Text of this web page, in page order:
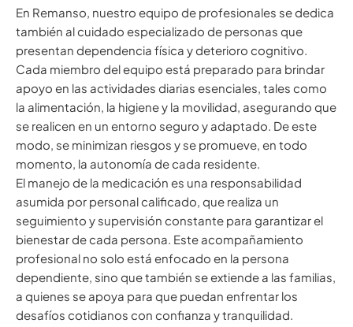
En Remanso, nuestro equipo de profesionales se dedica
también al cuidado especializado de personas que
presentan dependencia física y deterioro cognitivo.
Cada miembro del equipo está preparado para brindar
apoyo en las actividades diarias esenciales, tales como
la alimentación, la higiene y la movilidad, asegurando que
se realicen en un entorno seguro y adaptado. De este
modo, se minimizan riesgos y se promueve, en todo
momento, la autonomía de cada residente.
El manejo de la medicación es una responsabilidad
asumida por personal calificado, que realiza un
seguimiento y supervisión constante para garantizar el
bienestar de cada persona. Este acompañamiento
profesional no solo está enfocado en la persona
dependiente, sino que también se extiende a las familias,
a quienes se apoya para que puedan enfrentar los
desafíos cotidianos con confianza y tranquilidad.